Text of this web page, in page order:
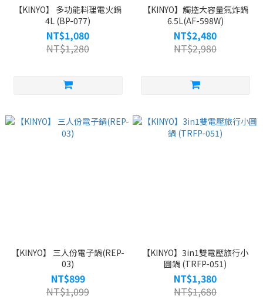
【KINYO】 多功能料理電火鍋
4L (BP-077)
NT$1,080
NT$1,280
【KINYO】觸控大容量氣炸鍋
6.5L(AF-598W)
NT$2,480
NT$2,980
【KINYO】 三人份電子鍋(REP-
03)
NT$899
NT$1,099
【KINYO】3in1雙電壓旅行小
圓鍋 (TRFP-051)
NT$1,380
NT$1,680